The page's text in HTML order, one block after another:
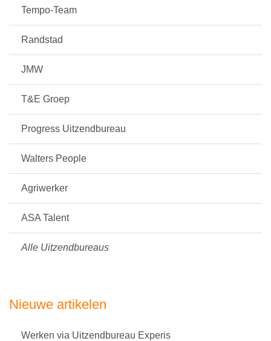
Tempo-Team
Randstad
JMW
T&E Groep
Progress Uitzendbureau
Walters People
Agriwerker
ASA Talent
Alle Uitzendbureaus
Nieuwe artikelen
Werken via Uitzendbureau Experis